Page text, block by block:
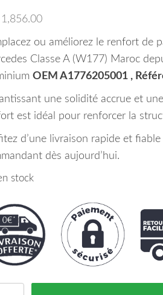
1,856.00
ou améliorez le renfort de
Classe A (W177) Maroc
OEM A1776205001 ,
une solidité accrue et
est idéal pour renforcer la
d’une livraison rapide et
dès aujourd’hui.
stock